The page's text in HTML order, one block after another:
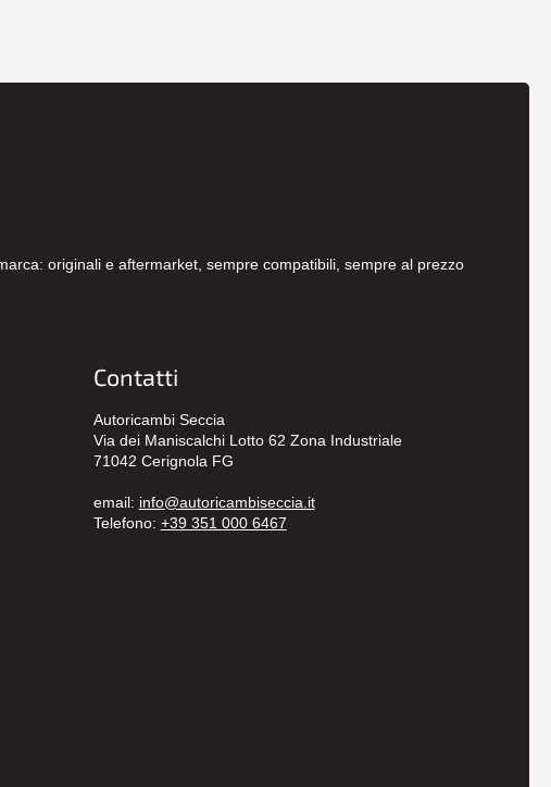
originali e aftermarket, sempre compatibili, sempre al prezzo
Contatti
Autoricambi Seccia
Via dei Maniscalchi Lotto 62 Zona Industriale
71042 Cerignola FG
email: info@autoricambiseccia.it
Telefono: +39 351 000 6467